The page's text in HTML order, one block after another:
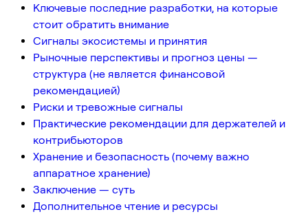
Ключевые последние разработки, на которые
стоит обратить внимание
Сигналы экосистемы и принятия
Рыночные перспективы и прогноз цены —
структура (не является финансовой
рекомендацией)
Риски и тревожные сигналы
Практические рекомендации для держателей и
контрибьюторов
Хранение и безопасность (почему важно
аппаратное хранение)
Заключение — суть
Дополнительное чтение и ресурсы